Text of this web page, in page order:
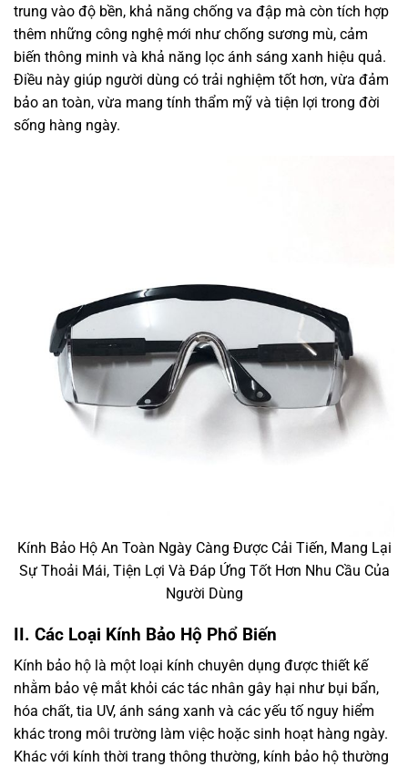
trung vào độ bền, khả năng chống va đập mà còn tích hợp
thêm những công nghệ mới như chống sương mù, cảm
biến thông minh và khả năng lọc ánh sáng xanh hiệu quả.
Điều này giúp người dùng có trải nghiệm tốt hơn, vừa đảm
bảo an toàn, vừa mang tính thẩm mỹ và tiện lợi trong đời
sống hàng ngày.
Kính Bảo Hộ An Toàn Ngày Càng Được Cải Tiến, Mang Lại
Sự Thoải Mái, Tiện Lợi Và Đáp Ứng Tốt Hơn Nhu Cầu Của
Người Dùng
II. Các Loại Kính Bảo Hộ Phổ Biến
Kính bảo hộ là một loại kính chuyên dụng được thiết kế
nhằm bảo vệ mắt khỏi các tác nhân gây hại như bụi bẩn,
hóa chất, tia UV, ánh sáng xanh và các yếu tố nguy hiểm
khác trong môi trường làm việc hoặc sinh hoạt hàng ngày.
Khác với kính thời trang thông thường, kính bảo hộ thường